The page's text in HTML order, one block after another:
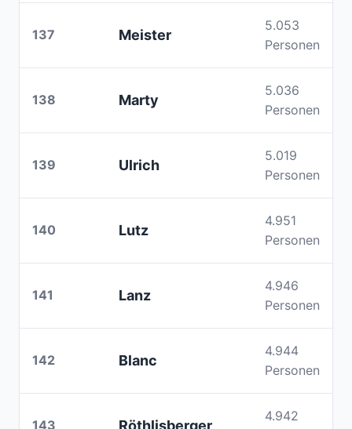
137 Meister
5.053
Personen
138 Marty
5.036
Personen
139 Ulrich
5.019
Personen
140 Lutz
4.951
Personen
141 Lanz
4.946
Personen
142 Blanc
4.944
Personen
143 Röthlisberger
4.942